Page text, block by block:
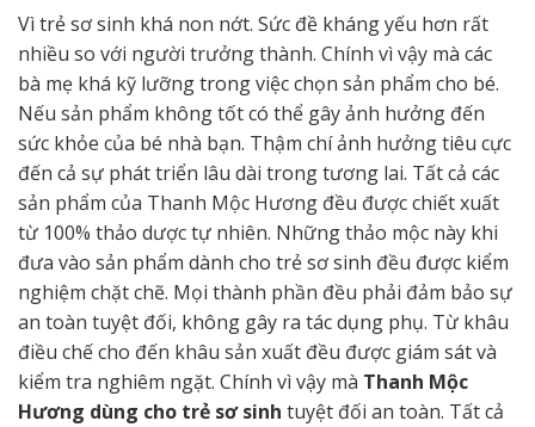
Vì trẻ sơ sinh khá non nớt. Sức đề kháng yếu hơn rất
nhiều so với người trưởng thành. Chính vì vậy mà các
bà mẹ khá kỹ lưỡng trong việc chọn sản phẩm cho bé.
Nếu sản phẩm không tốt có thể gây ảnh hưởng đến
sức khỏe của bé nhà bạn. Thậm chí ảnh hưởng tiêu cực
đến cả sự phát triển lâu dài trong tương lai. Tất cả các
sản phẩm của Thanh Mộc Hương đều được chiết xuất
từ 100% thảo dược tự nhiên. Những thảo mộc này khi
đưa vào sản phẩm dành cho trẻ sơ sinh đều được kiểm
nghiệm chặt chẽ. Mọi thành phần đều phải đảm bảo sự
an toàn tuyệt đối, không gây ra tác dụng phụ. Từ khâu
điều chế cho đến khâu sản xuất đều được giám sát và
kiểm tra nghiêm ngặt. Chính vì vậy mà Thanh Mộc
Hương dùng cho trẻ sơ sinh tuyệt đối an toàn. Tất cả